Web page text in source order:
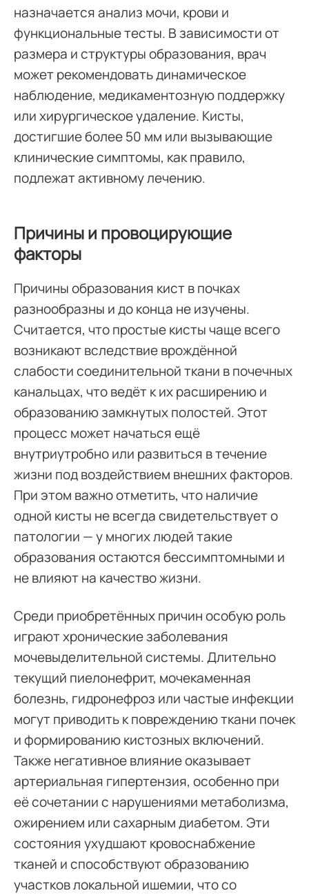
назначается анализ мочи, крови и
функциональные тесты. В зависимости от
размера и структуры образования, врач
может рекомендовать динамическое
наблюдение, медикаментозную поддержку
или хирургическое удаление. Кисты,
достигшие более 50 мм или вызывающие
клинические симптомы, как правило,
подлежат активному лечению.
Причины и провоцирующие
факторы
Причины образования кист в почках
разнообразны и до конца не изучены.
Считается, что простые кисты чаще всего
возникают вследствие врождённой
слабости соединительной ткани в почечных
канальцах, что ведёт к их расширению и
образованию замкнутых полостей. Этот
процесс может начаться ещё
внутриутробно или развиться в течение
жизни под воздействием внешних факторов.
При этом важно отметить, что наличие
одной кисты не всегда свидетельствует о
патологии — у многих людей такие
образования остаются бессимптомными и
не влияют на качество жизни.
Среди приобретённых причин особую роль
играют хронические заболевания
мочевыделительной системы. Длительно
текущий пиелонефрит, мочекаменная
болезнь, гидронефроз или частые инфекции
могут приводить к повреждению ткани почек
и формированию кистозных включений.
Также негативное влияние оказывает
артериальная гипертензия, особенно при
её сочетании с нарушениями метаболизма,
ожирением или сахарным диабетом. Эти
состояния ухудшают кровоснабжение
тканей и способствуют образованию
участков локальной ишемии, что со